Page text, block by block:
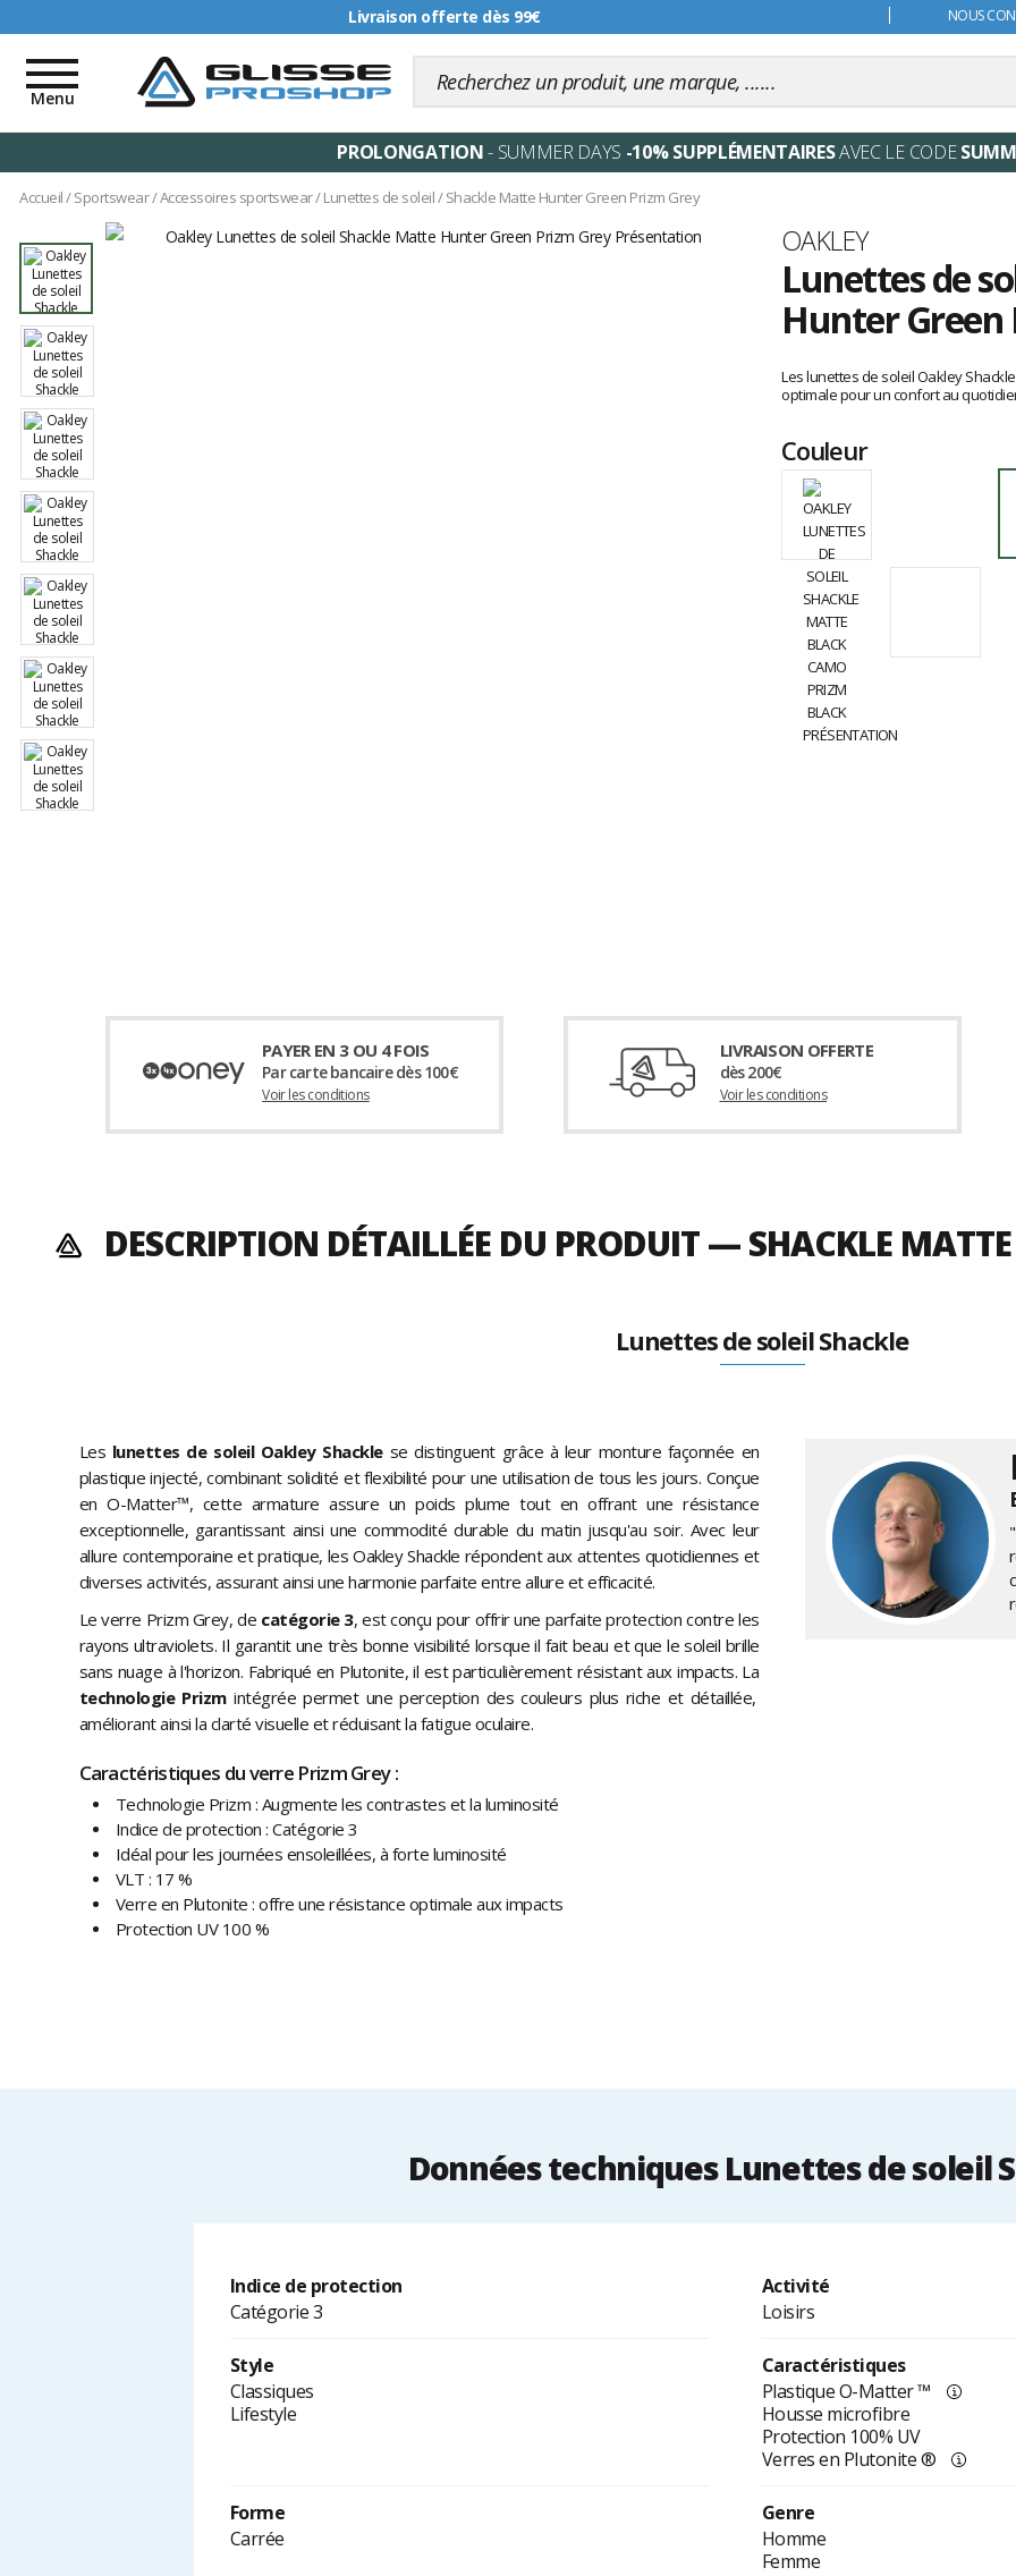
Livraison offerte dès 99€ NOUS
Toggle
navigation
Menu
PROLONGATION- SUMMER DAYS -10% SUPPLÉMENTAIRESAVEC LE CODE
Accueil/Sportswear/Accessoires sportswear/Lunettes de soleil/Shackle Matte Hunter Green Prizm Grey
Marque
OAKLEY
Lunettes de
Hunter Green
avis
clients
Les lunettes de soleil Oakley
optimale pour un confort au
Couleur
PAYER EN 3 OU 4 FOIS
Par carte bancaire dès 100€
Voir les conditions
LIVRAISON OFFERTE
dès 200€
Voir les conditions
DESCRIPTION DÉTAILLÉE DU PRODUIT — SHACKLE
Lunettes de soleil Shackle
Les ​​​​​​​lunettes de soleil Oakley Shacklese distinguent grâce à leur monture façonnée en
plastique injecté, combinant solidité et flexibilité pour une utilisation de tous les jours. Conçue
en O-Matter™, cette armature assure un poids plume tout en offrant une résistance
exceptionnelle, garantissant ainsi une commodité durable du matin jusqu'au soir. Avec leur
allure contemporaine et pratique, les Oakley Shackle répondent aux attentes quotidiennes et
diverses activités, assurant ainsi une harmonie parfaite entre allure et efficacité.
Le verre Prizm Grey, de catégorie 3, est conçu pour offrir une parfaite protection contre les
rayons ultraviolets. Il garantit une très bonne visibilité lorsque il fait beau et que le soleil brille
sans nuage à l'horizon. Fabriqué en Plutonite, il est particulièrement résistant aux impacts. La
technologie Prizmintégrée permet une perception des couleurs plus riche et détaillée,
améliorant ainsi la clarté visuelle et réduisant la fatigue oculaire.
Caractéristiques du verre Prizm Grey :
Technologie Prizm : Augmente les contrastes et la luminosité
Indice de protection : Catégorie 3
Idéal pour les journées ensoleillées, à forte luminosité
VLT : 17 %
Verre en Plutonite : offre une résistance optimale aux impacts
Protection UV 100 %
Données techniques Lunettes de soleil
Indice de protection
Catégorie 3
Activité
Loisirs
Style
Classiques
Lifestyle
Caractéristiques
Plastique O-Matter ™
Housse microfibre
Protection 100% UV
Verres en Plutonite ®
Forme
Carrée
Genre
Homme
Femme